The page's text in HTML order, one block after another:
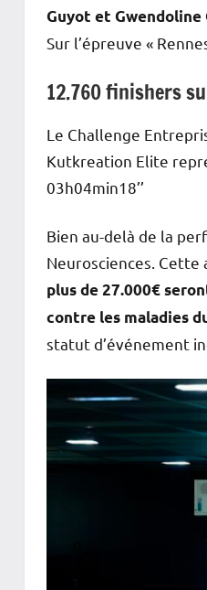
Guyot et Gwendoline
Sur l’épreuve «
12.760 finishers
Le Challenge
Kutkreation Elite
03h04min18’’
Bien au-delà de la
Neurosciences. Cette
plus de 27.000€
contre les maladies
statut d’événement